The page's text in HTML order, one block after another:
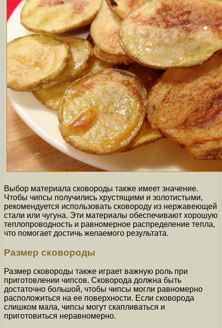
Выбор материала сковороды также имеет значение.
Чтобы чипсы получились хрустящими и золотистыми,
рекомендуется использовать сковороду из нержавеющей
стали или чугуна. Эти материалы обеспечивают хорошую
теплопроводность и равномерное распределение тепла,
что помогает достичь желаемого результата.
Размер сковороды
Размер сковороды также играет важную роль при
приготовлении чипсов. Сковорода должна быть
достаточно большой, чтобы чипсы могли равномерно
расположиться на ее поверхности. Если сковорода
слишком мала, чипсы могут скапливаться и
приготовиться неравномерно.